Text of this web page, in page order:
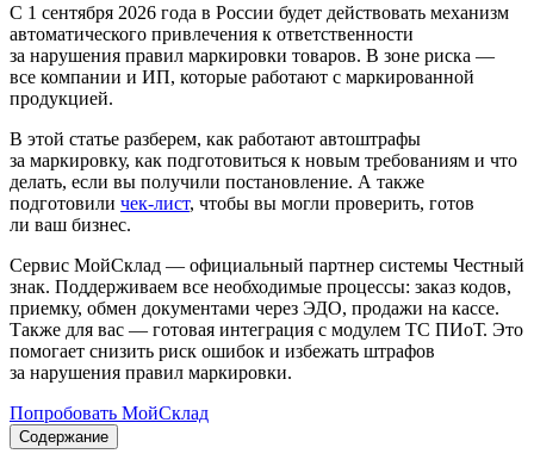
С 1 сентября 2026 года в России будет действовать механизм
автоматического привлечения к ответственности
за нарушения правил маркировки товаров. В зоне риска —
все компании и ИП, которые работают с маркированной
продукцией.
В этой статье разберем, как работают автоштрафы
за маркировку, как подготовиться к новым требованиям и что
делать, если вы получили постановление. А также
подготовили чек-лист, чтобы вы могли проверить, готов
ли ваш бизнес.
Сервис МойСклад — официальный партнер системы Честный
знак. Поддерживаем все необходимые процессы: заказ кодов,
приемку, обмен документами через ЭДО, продажи на кассе.
Также для вас — готовая интеграция с модулем ТС ПИоТ. Это
помогает снизить риск ошибок и избежать штрафов
за нарушения правил маркировки.
Попробовать МойСклад
Содержание